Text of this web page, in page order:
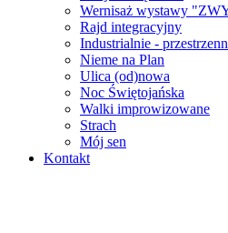
Wernisaż wystawy
Rajd integracyjny
Industrialnie -
Nieme na Plan
Ulica (od)nowa
Noc Świętojańska
Walki improwizowane
Strach
Mój sen
Kontakt